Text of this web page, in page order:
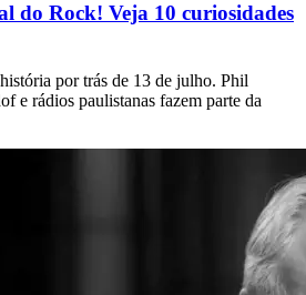
do Rock! Veja 10 curiosidades
por trás de 13 de julho. Phil
e rádios paulistanas fazem parte da